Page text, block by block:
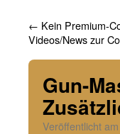
← Kein Premium-
Videos/News zur
Gun-
Veröffentlicht am